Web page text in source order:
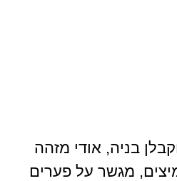
בניה, אודי מזהה
מגשר על פערים